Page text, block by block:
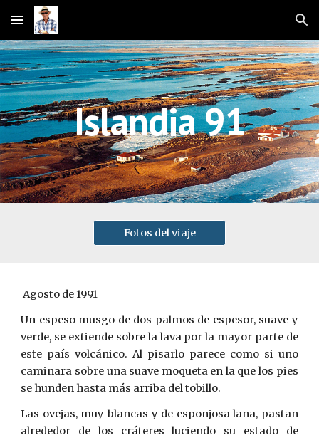
Skip to main content Skip to navigation
Islandia 91
Fotos del viaje
Agosto de 1991
Un espeso musgo de dos palmos de espesor, suave y
verde, se extiende sobre la lava por la mayor parte de
este país volcánico. Al pisarlo parece como si uno
caminara sobre una suave moqueta en la que los pies
se hunden hasta más arriba del tobillo.
Las ovejas, muy blancas y de esponjosa lana, pastan
alrededor de los cráteres luciendo su estado de